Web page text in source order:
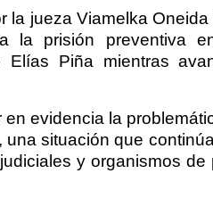
la jueza Viamelka
la prisión preventiva
Elías Piña mientras
evidencia la
una situación que
y organismos